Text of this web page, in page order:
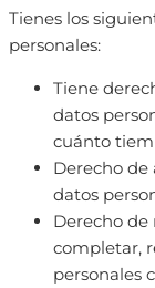
Tienes los
personales:
Tiene
datos
cuánto
Derecho de
datos
Derecho de
completar,
personales